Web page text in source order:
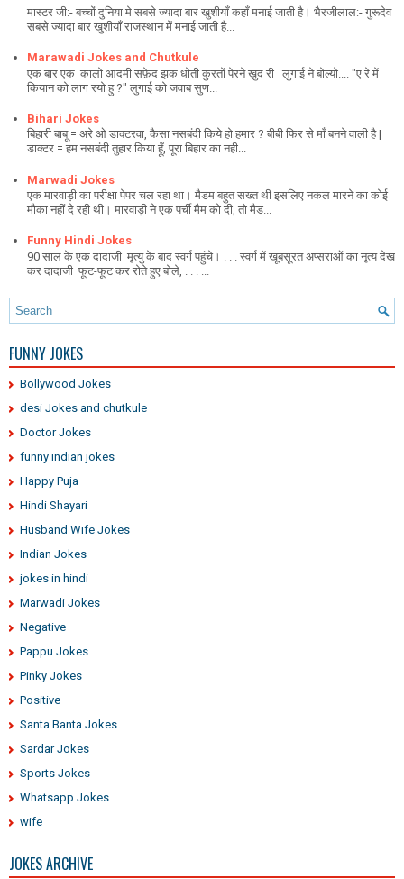
मास्टर जी:- बच्चों दुनिया मे सबसे ज्यादा बार खुशीयाँ कहाँ मनाई जाती है। भैरजीलाल:- गुरूदेव
सबसे ज्यादा बार खुशीयाँ राजस्थान में मनाई जाती है...
Marawadi Jokes and Chutkule
एक बार एक कालो आदमी सफ़ेद झक धोती कुरतों पेरने ख़ुद री लुगाई ने बोल्यो.... "ए रे में
कियान को लाग रयो हु ?" लुगाई को जवाब सुण...
Bihari Jokes
बिहारी बाबू = अरे ओ डाक्टरवा, कैसा नसबंदी किये हो हमार ? बीबी फिर से माँ बनने वाली है |
डाक्टर = हम नसबंदी तुहार किया हूँ, पूरा बिहार का नही...
Marwadi Jokes
एक मारवाड़ी का परीक्षा पेपर चल रहा था। मैडम बहुत सख्त थी इसलिए नकल मारने का कोई
मौका नहीं दे रही थी। मारवाड़ी ने एक पर्ची मैम को दी, तो मैड...
Funny Hindi Jokes
90 साल के एक दादाजी मृत्यु के बाद स्वर्ग पहुंचे। . . . स्वर्ग में खूबसूरत अप्सराओं का नृत्य देख
कर दादाजी फूट-फूट कर रोते हुए बोले, . . . ...
FUNNY JOKES
Bollywood Jokes
desi Jokes and chutkule
Doctor Jokes
funny indian jokes
Happy Puja
Hindi Shayari
Husband Wife Jokes
Indian Jokes
jokes in hindi
Marwadi Jokes
Negative
Pappu Jokes
Pinky Jokes
Positive
Santa Banta Jokes
Sardar Jokes
Sports Jokes
Whatsapp Jokes
wife
JOKES ARCHIVE